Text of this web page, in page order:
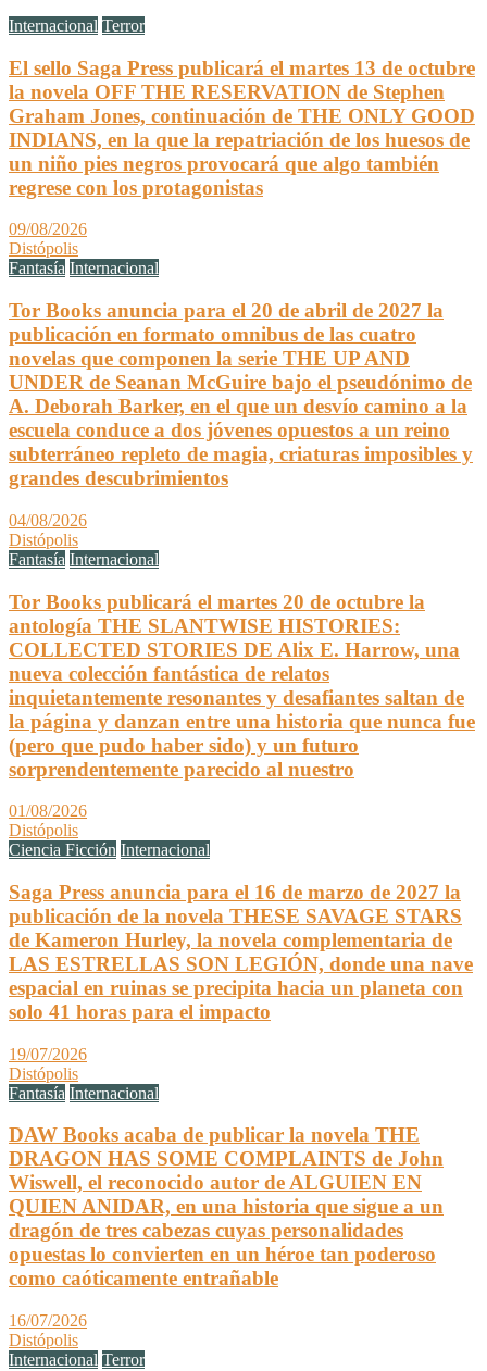
Internacional Terror
El sello Saga Press publicará el martes 13 de octubre
la novela OFF THE RESERVATION de Stephen
Graham Jones, continuación de THE ONLY GOOD
INDIANS, en la que la repatriación de los huesos de
un niño pies negros provocará que algo también
regrese con los protagonistas
09/08/2026
Distópolis
Fantasía Internacional
Tor Books anuncia para el 20 de abril de 2027 la
publicación en formato omnibus de las cuatro
novelas que componen la serie THE UP AND
UNDER de Seanan McGuire bajo el pseudónimo de
A. Deborah Barker, en el que un desvío camino a la
escuela conduce a dos jóvenes opuestos a un reino
subterráneo repleto de magia, criaturas imposibles y
grandes descubrimientos
04/08/2026
Distópolis
Fantasía Internacional
Tor Books publicará el martes 20 de octubre la
antología THE SLANTWISE HISTORIES:
COLLECTED STORIES DE Alix E. Harrow, una
nueva colección fantástica de relatos
inquietantemente resonantes y desafiantes saltan de
la página y danzan entre una historia que nunca fue
(pero que pudo haber sido) y un futuro
sorprendentemente parecido al nuestro
01/08/2026
Distópolis
Ciencia Ficción Internacional
Saga Press anuncia para el 16 de marzo de 2027 la
publicación de la novela THESE SAVAGE STARS
de Kameron Hurley, la novela complementaria de
LAS ESTRELLAS SON LEGIÓN, donde una nave
espacial en ruinas se precipita hacia un planeta con
solo 41 horas para el impacto
19/07/2026
Distópolis
Fantasía Internacional
DAW Books acaba de publicar la novela THE
DRAGON HAS SOME COMPLAINTS de John
Wiswell, el reconocido autor de ALGUIEN EN
QUIEN ANIDAR, en una historia que sigue a un
dragón de tres cabezas cuyas personalidades
opuestas lo convierten en un héroe tan poderoso
como caóticamente entrañable
16/07/2026
Distópolis
Internacional Terror